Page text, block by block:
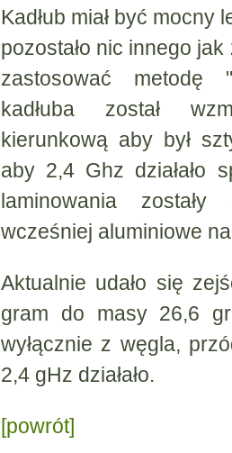
Kadłub miał być
pozostało nic innego
zastosować metodę
kadłuba został
kierunkową aby był
aby 2,4 Ghz działało
laminowania zostały
wcześniej aluminiowe
Aktualnie udało się
gram do masy 26,6
wyłącznie z węgla,
2,4 gHz działało.
[powrót]